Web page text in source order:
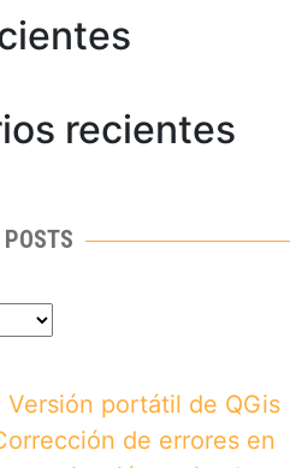
recientes
POSTS
Versión portátil de QGis
de errores en